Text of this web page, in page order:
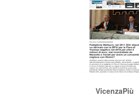
VicenzaPiù